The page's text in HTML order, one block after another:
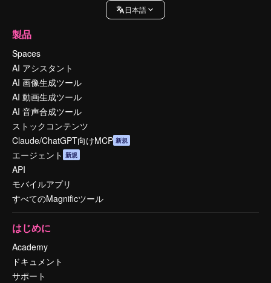
日本語
製品
Spaces
AI アシスタント
AI 画像生成ツール
AI 動画生成ツール
AI 音声合成ツール
ストックコンテンツ
Claude/ChatGPT向けMCP 新規
エージェント 新規
API
モバイルアプリ
すべてのMagnificツール
はじめに
Academy
ドキュメント
サポート